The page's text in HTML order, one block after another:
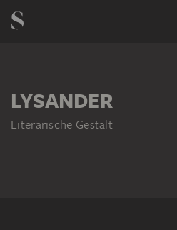
LYSANDER
Literarische Gestalt